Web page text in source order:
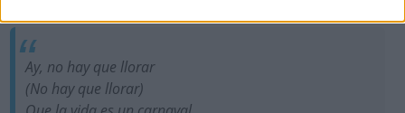
Ay, no hay que llorar
(No hay que llorar)